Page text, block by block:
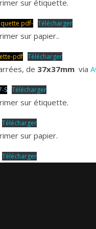
sur étiquette.
pdf- Télécharger
sur papier..
pdf Télécharger
de 37x37mm via
S Télécharger
sur étiquette.
Télécharger
sur papier.
Télécharger